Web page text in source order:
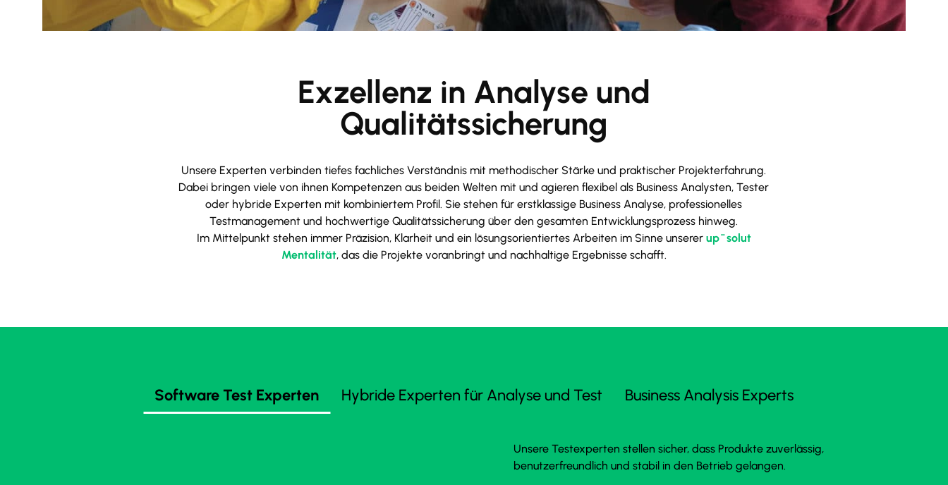
Exzellenz in Analyse und
Qualitätssicherung
Unsere Experten verbinden tiefes fachliches Verständnis mit methodischer Stärke und praktischer Projekterfahrung.
Dabei bringen viele von ihnen Kompetenzen aus beiden Welten mit und agieren flexibel als Business Analysten, Tester
oder hybride Experten mit kombiniertem Profil. Sie stehen für erstklassige Business Analyse, professionelles
Testmanagement und hochwertige Qualitätssicherung über den gesamten Entwicklungsprozess hinweg.
Im Mittelpunkt stehen immer Präzision, Klarheit und ein lösungsorientiertes Arbeiten im Sinne unserer up¯solut
Mentalität, das die Projekte voranbringt und nachhaltige Ergebnisse schafft.
Software Test Experten Hybride Experten für Analyse und Test Business Analysis Experts
Unsere Testexperten stellen sicher, dass Produkte zuverlässig,
benutzerfreundlich und stabil in den Betrieb gelangen.